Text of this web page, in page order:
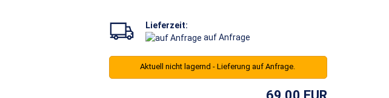
Lieferzeit:
auf Anfrage
Aktuell nicht lagernd - Lieferung auf Anfrage.